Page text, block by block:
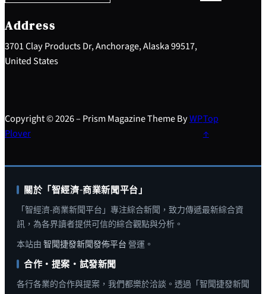
c
h
Address
3701 Clay Products Dr, Anchorage, Alaska 99517,
United States
Copyright © 2026 – Prism Magazine Theme ByWP
Plover
Top
↑
關於「智經濟-商業新聞平台」
「智經濟-商業新聞平台」專注綜合新聞，致力傳遞最新綜合資
訊，為各界讀者提供可信的綜合觀點與分析。
本站由 智聞捷發新聞發佈平台 營運。
合作・提案・試發新聞
各行各業的合作與提案，我們都樂於洽談。透過「智聞捷發新聞